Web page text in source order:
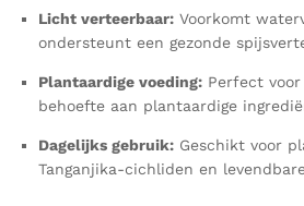
Licht verteerbaar: Voorkomt
ondersteunt een gezonde
Plantaardige voeding: Perfect
behoefte aan plantaardige
Dagelijks gebruik: Geschikt voor
Tanganjika-cichliden en